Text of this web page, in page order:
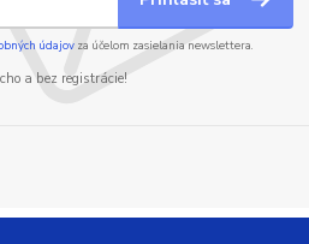
údajov za účelom zasielania newslettera.
a bez registrácie!